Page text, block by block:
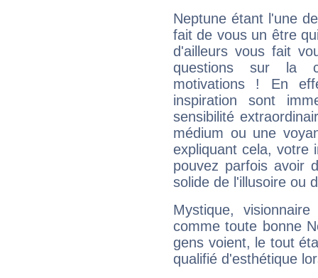
Neptune étant l'une
fait de vous un être
d'ailleurs vous fait
questions sur la
motivations ! En
inspiration sont
sensibilité
médium ou une
expliquant cela, votre
pouvez parfois avoir
solide de l'illusoire ou
Mystique,
comme toute bonne
gens voient, le tout
qualifié d'esthétique